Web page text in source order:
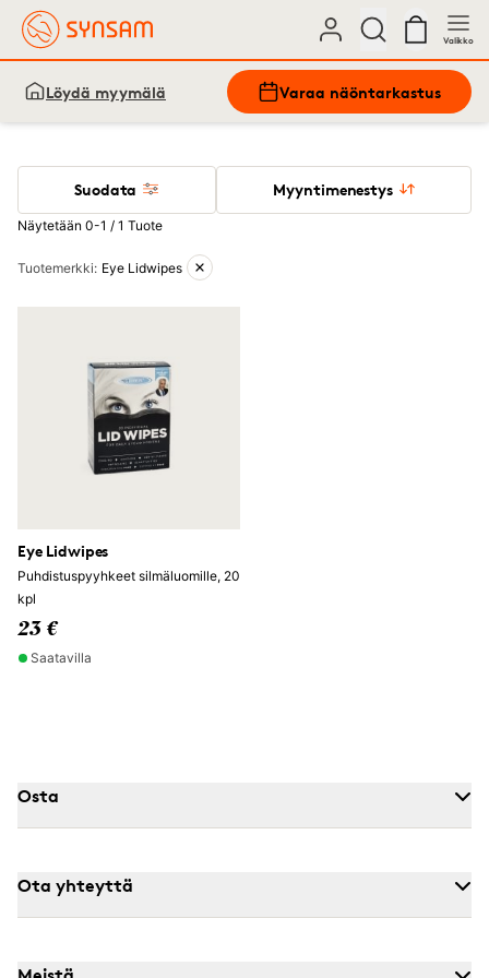
Valikko
Löydä myymälä Varaa näöntarkastus
Suodata Myyntimenestys
Näytetään 0-1 / 1 Tuote
Aktiiviset suodattimet
Tuotemerkki: Eye Lidwipes
Eye Lidwipes
Puhdistuspyyhkeet silmäluomille, 20
kpl
23 €
Saatavilla
Osta
Ota yhteyttä